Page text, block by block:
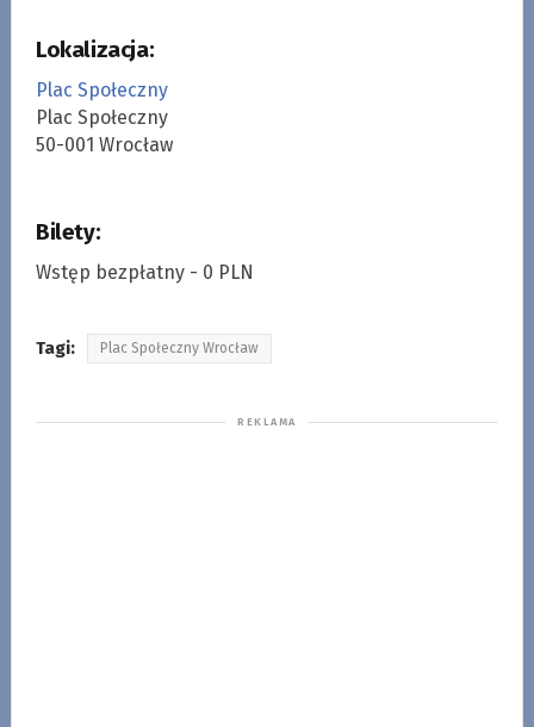
Lokalizacja:
Plac Społeczny
Plac Społeczny
50-001 Wrocław
Bilety:
Wstęp bezpłatny - 0 PLN
Tagi: Plac Społeczny Wrocław